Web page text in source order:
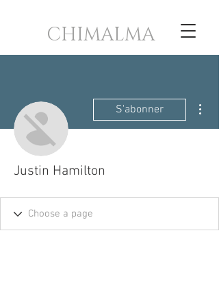
CHIMALMA
S'abonner
Justin Hamilton